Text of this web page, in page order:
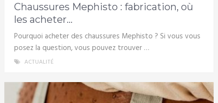
Chaussures Mephisto : fabrication, où
les acheter…
Pourquoi acheter des chaussures Mephisto ? Si vous vous
posez la question, vous pouvez trouver …
ACTUALITÉ